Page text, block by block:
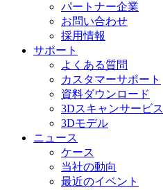
パートナー企業
お問い合わせ
採用情報
サポート
よくある質問
カスタマーサポート
資料ダウンロード
3Dスキャンサービス
3Dモデル
ニュース
ケース
当社の動向
最近のイベント